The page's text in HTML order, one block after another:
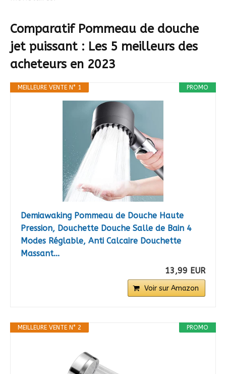
Comparatif Pommeau de douche
jet puissant : Les 5 meilleurs des
acheteurs en 2023
PROMO
MEILLEURE VENTE N° 1
Demiawaking Pommeau de Douche Haute
Pression, Douchette Douche Salle de Bain 4
Modes Réglable, Anti Calcaire Douchette
Massant...
13,99 EUR
Voir sur Amazon
PROMO
MEILLEURE VENTE N° 2